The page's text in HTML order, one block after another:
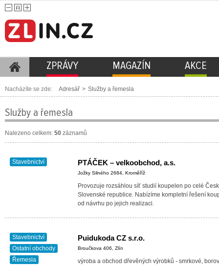
ZPRÁVY MAGAZÍN AKCE
Nacházíte se zde: Adresář > Služby a řemesla
Služby a řemesla
Nalezeno celkem: 50 záznamů
Stavebnictví PTÁČEK – velkoobchod, a.s.
Jožky Silného 2684, Kroměříž
Provozuje rozsáhlou síť studií koupelen po celé
Slovenské republice. Nabízíme kompletní řešení
od návrhu po jejich realizaci.
Stavebnictví
Ostatní obchody
Řemesla
Puidukoda CZ s.r.o.
Broučkova 406, Zlín
výroba a obchod dřevěných výrobků - smrkové,